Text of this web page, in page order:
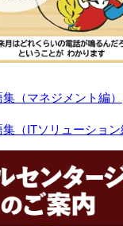
（マネジメント編）
（ITソリューション